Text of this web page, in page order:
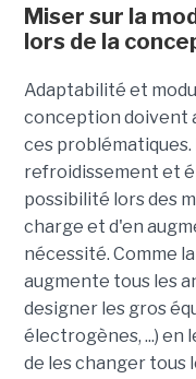
Miser sur la
lors de la
Adaptabilité et
conception doivent
ces problématiques.
refroidissement et
possibilité lors des
charge et d'en
nécessité. Comme
augmente tous les
designer les gros
électrogènes, ...) en
de les changer tous